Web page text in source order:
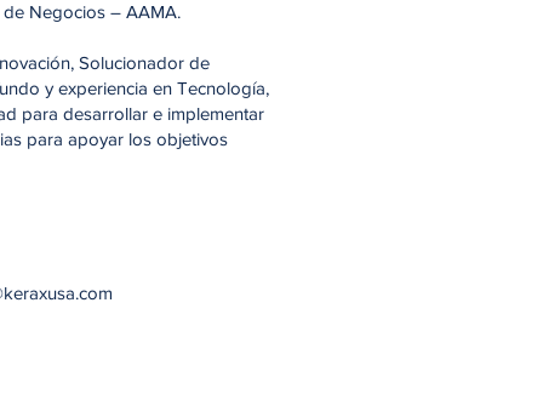
Negocios – AAMA.
Solucionador de
y experiencia en Tecnología,
para desarrollar e implementar
para apoyar los objetivos